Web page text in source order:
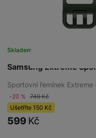
Samsung Extreme
Skladem na prodejně
Sportovní řemínek Extreme
-20 % 749Kč
Ušetříte 150 Kč
599 Kč